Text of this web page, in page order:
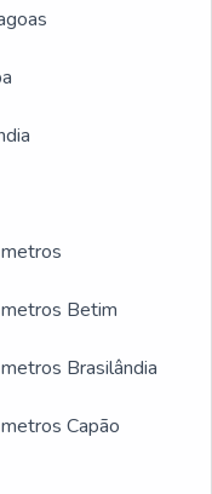
Betim
Brasilândia
Capão